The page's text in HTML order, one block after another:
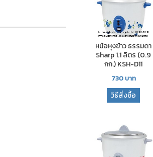
หม้อหุงข้าว ธรรมดา
Sharp 1.1 ลิตร (0.9
กก.) KSH-D11
730บาท
วิธีสั่งซื้อ